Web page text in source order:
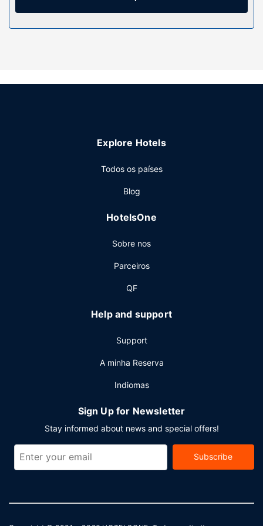
Serviço do hotel
Ceda à irresistível tentação de uma ida ao spa, e desfrute
um cabeleireiro.
aluguer de limusinas e um serviço de limpeza a seco. O
(disponível 24 horas) mediante uma sobretaxa e há
Explore Hotels
Todos os países
Blog
HotelsOne
Sobre nos
Parceiros
QF
Help and support
Support
A minha Reserva
Indiomas
Sign Up for Newsletter
Stay informed about news and special offers!
Subscribe